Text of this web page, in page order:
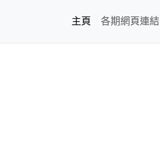
主頁
各期網頁連結